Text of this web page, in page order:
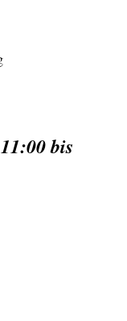
bis